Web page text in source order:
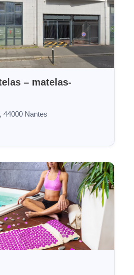
– matelas-
44000 Nantes